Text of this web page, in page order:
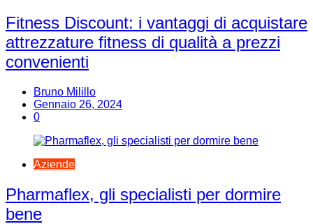
Fitness Discount: i vantaggi di acquistare
attrezzature fitness di qualità a prezzi
convenienti
Bruno Milillo
Gennaio 26, 2024
0
Aziende
Pharmaflex, gli specialisti per dormire
bene